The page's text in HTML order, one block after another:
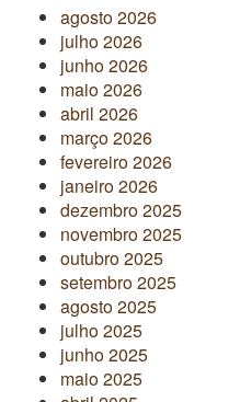
agosto 2026
julho 2026
junho 2026
maio 2026
abril 2026
março 2026
fevereiro 2026
janeiro 2026
dezembro 2025
novembro 2025
outubro 2025
setembro 2025
agosto 2025
julho 2025
junho 2025
maio 2025